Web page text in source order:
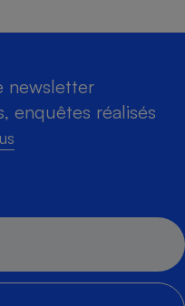
newsletter
enquêtes réalisés